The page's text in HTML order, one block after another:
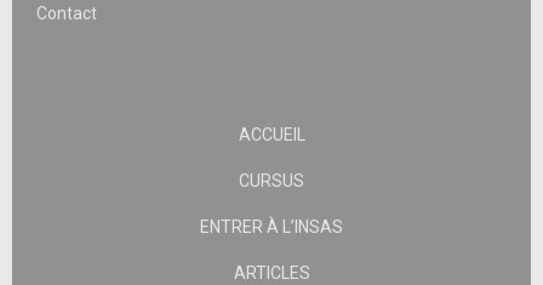
Contact
ACCUEIL
CURSUS
ENTRER À L’INSAS
ARTICLES